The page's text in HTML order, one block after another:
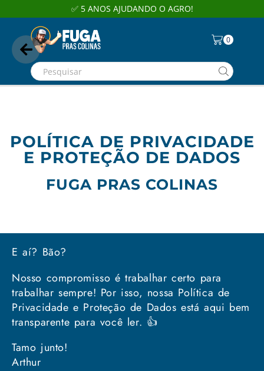
✅ 5 ANOS AJUDANDO O AGRO!
0
POLÍTICA DE PRIVACIDADE
E PROTEÇÃO DE DADOS
FUGA PRAS COLINAS
E aí? Bão?
Nosso compromisso é trabalhar certo para
trabalhar sempre! Por isso, nossa Política de
Privacidade e Proteção de Dados está aqui bem
transparente para você ler. 👍
Tamo junto!
Arthur